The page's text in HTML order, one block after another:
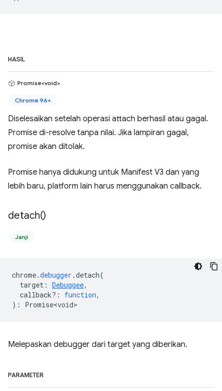
HASIL
Promise<void>
Chrome 96+
Diselesaikan setelah operasi attach berhasil atau gagal.
Promise di-resolve tanpa nilai. Jika lampiran gagal,
promise akan ditolak.
Promise hanya didukung untuk Manifest V3 dan yang
lebih baru, platform lain harus menggunakan callback.
detach()
Janji
chrome.debugger .detach(
target : Debuggee,
callback? : function,
) : Promise<void>
Melepaskan debugger dari target yang diberikan.
PARAMETER